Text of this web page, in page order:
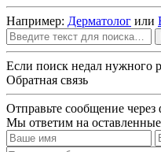
Например: Дерматолог или
Если поиск недал нужного
Обратная связь
Отправьте сообщение
Мы ответим на